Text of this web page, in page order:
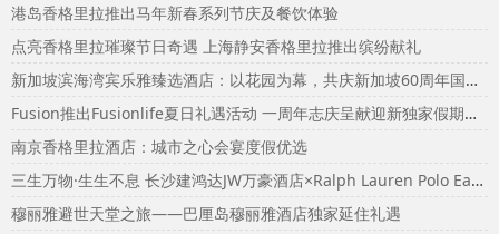
港岛香格里拉推出马年新春系列节庆及餐饮体验
点亮香格里拉璀璨节日奇遇 上海静安香格里拉推出缤纷献礼
新加坡滨海湾宾乐雅臻选酒店：以花园为幕，共庆新加坡60周年国庆盛宴
Fusion推出Fusionlife夏日礼遇活动 一周年志庆呈献迎新独家假期奖赏
南京香格里拉酒店：城市之心会宴度假优选
三生万物·生生不息 长沙建鸿达JW万豪酒店×Ralph Lauren Polo Earth开启可持续生活旅行美学
穆丽雅避世天堂之旅——巴厘岛穆丽雅酒店独家延住礼遇